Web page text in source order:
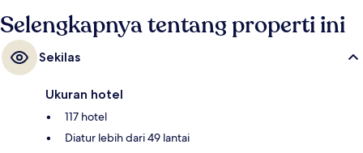
Selengkapnya tentang properti ini
Sekilas
Ukuran hotel
117 hotel
Diatur lebih dari 49 lantai